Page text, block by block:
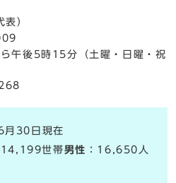
表）
午後5時15分（土曜・日曜・祝
30日現在
14,199世帯男性 ：16,650人